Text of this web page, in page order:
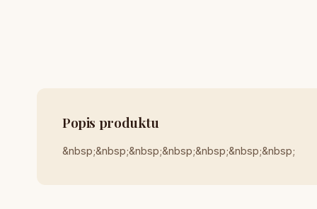
Popis produktu
&nbsp;&nbsp;&nbsp;&nbsp;&nbsp;&nbsp;&nbsp;